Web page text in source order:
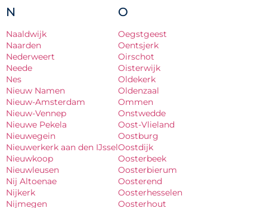
N
Naaldwijk
Naarden
Nederweert
Neede
Nes
Nieuw Namen
Nieuw-Amsterdam
Nieuw-Vennep
Nieuwe Pekela
Nieuwegein
Nieuwerkerk aan den IJssel
Nieuwkoop
Nieuwleusen
Nij Altoenae
Nijkerk
Nijmegen
O
Oegstgeest
Oentsjerk
Oirschot
Oisterwijk
Oldekerk
Oldenzaal
Ommen
Onstwedde
Oost-Vlieland
Oostburg
Oostdijk
Oosterbeek
Oosterbierum
Oosterend
Oosterhesselen
Oosterhout